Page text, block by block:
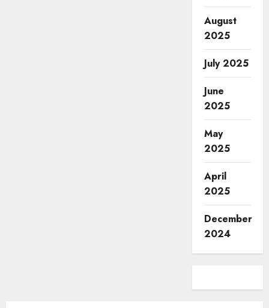
August
2025
July 2025
June
2025
May
2025
April
2025
December
2024